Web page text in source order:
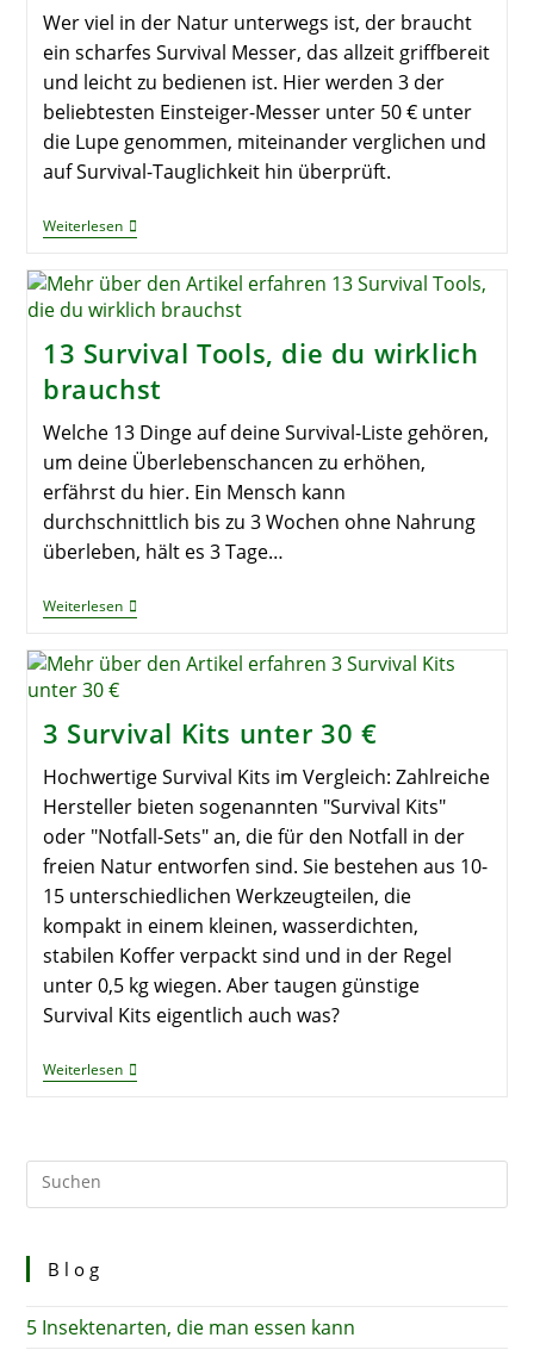
Wer viel in der Natur unterwegs ist, der braucht
ein scharfes Survival Messer, das allzeit griffbereit
und leicht zu bedienen ist. Hier werden 3 der
beliebtesten Einsteiger-Messer unter 50 € unter
die Lupe genommen, miteinander verglichen und
auf Survival-Tauglichkeit hin überprüft.
WeiterlesenDie
3
Bushcraft
Und
Survival
Messer
Unter
50
€
13 Survival Tools, die du wirklich
brauchst
Welche 13 Dinge auf deine Survival-Liste gehören,
um deine Überlebenschancen zu erhöhen,
erfährst du hier. Ein Mensch kann
durchschnittlich bis zu 3 Wochen ohne Nahrung
überleben, hält es 3 Tage…
Weiterlesen13
Survival
Die
Brauchst
3 Survival Kits unter 30 €
Hochwertige Survival Kits im Vergleich: Zahlreiche
Hersteller bieten sogenannten "Survival Kits"
oder "Notfall-Sets" an, die für den Notfall in der
freien Natur entworfen sind. Sie bestehen aus 10-
15 unterschiedlichen Werkzeugteilen, die
kompakt in einem kleinen, wasserdichten,
stabilen Koffer verpackt sind und in der Regel
unter 0,5 kg wiegen. Aber taugen günstige
Survival Kits eigentlich auch was?
Weiterlesen3
Survival
€
Blog
5 Insektenarten, die man essen kann